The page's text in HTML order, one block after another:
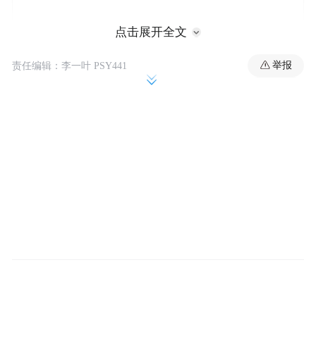
点击展开全文
责任编辑：李一叶 PSY441 举报